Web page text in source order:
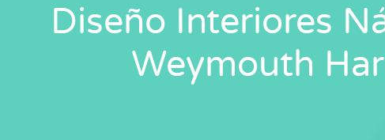
Diseño Interiores
Weymouth